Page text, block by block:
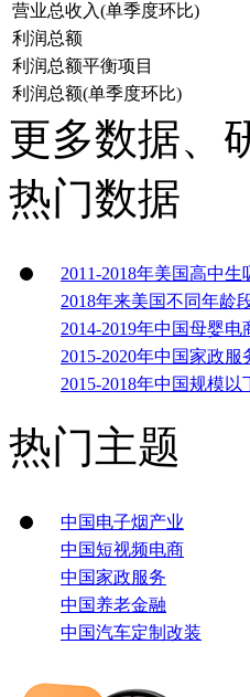
营业总收入(单季度环比)
利润总额
利润总额平衡项目
利润总额(单季度环比)
更多数据、
热门数据
2011-2018年美国高中
2018年来美国不同年龄
2014-2019年中国母婴
2015-2020年中国家政
2015-2018年中国规模
热门主题
中国电子烟产业
中国短视频电商
中国家政服务
中国养老金融
中国汽车定制改装